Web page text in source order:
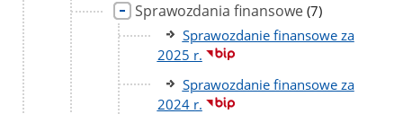
Sprawozdania finansowe liczba
podstron
(7)
Sprawozdanie finansowe za
2025 r.
Sprawozdanie finansowe za
2024 r.